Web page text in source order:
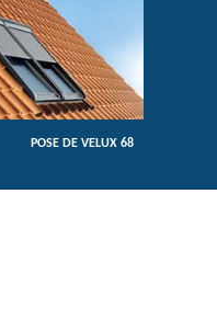
POSE DE VELUX 68